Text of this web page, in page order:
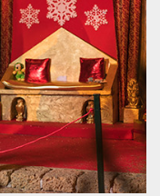
Vencimiento Descripción
1 año
Esta cookie es
utilizada por el
servicio
CloudFlare para
identificar el
tráfico web de
confianza y
anular cualquier
restricción de
seguridad
basada en la
dirección IP del